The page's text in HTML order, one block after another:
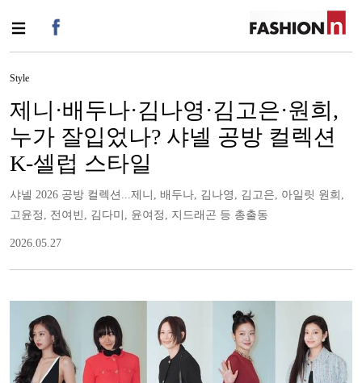
Style
제니·배두나·김나영·김고은·원희,
누가 잘입었나? 샤넬 공방 컬렉션
K-셀럽 스타일
샤넬 2026 공방 컬렉션...제니, 배두나, 김나영, 김고은, 아일릿 원희,
고윤정, 전여빈, 김다미, 윤여정, 지드래곤 등 총출동
2026.05.27